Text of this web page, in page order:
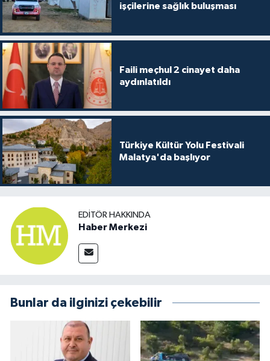
işçilerine sağlık buluşması
Faili meçhul 2 cinayet daha
aydınlatıldı
Türkiye Kültür Yolu Festivali
Malatya'da başlıyor
EDITÖR HAKKINDA
Haber Merkezi
Bunlar da ilginizi çekebilir